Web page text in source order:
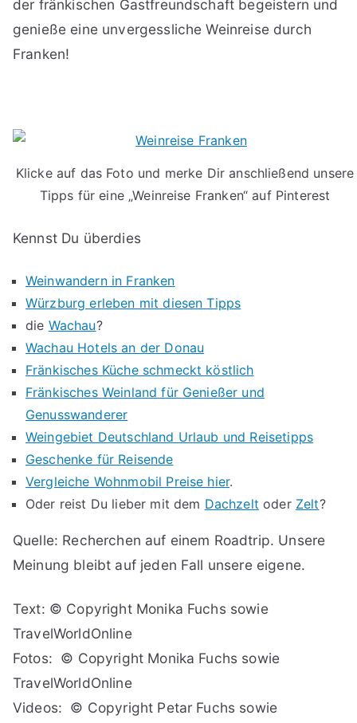
der fränkischen Gastfreundschaft begeistern und
genieße eine unvergessliche Weinreise durch
Franken!
Klicke auf das Foto und merke Dir anschließend unsere
Tipps für eine „Weinreise Franken“ auf Pinterest
Kennst Du überdies
Weinwandern in Franken
Würzburg erleben mit diesen Tipps
die Wachau?
Wachau Hotels an der Donau
Fränkisches Küche schmeckt köstlich
Fränkisches Weinland für Genießer und
Genusswanderer
Weingebiet Deutschland Urlaub und Reisetipps
Geschenke für Reisende
Vergleiche Wohnmobil Preise hier.
Oder reist Du lieber mit dem Dachzelt oder Zelt?
Quelle: Recherchen auf einem Roadtrip. Unsere
Meinung bleibt auf jeden Fall unsere eigene.
Text: © Copyright Monika Fuchs sowie
TravelWorldOnline
Fotos: © Copyright Monika Fuchs sowie
TravelWorldOnline
Videos: © Copyright Petar Fuchs sowie